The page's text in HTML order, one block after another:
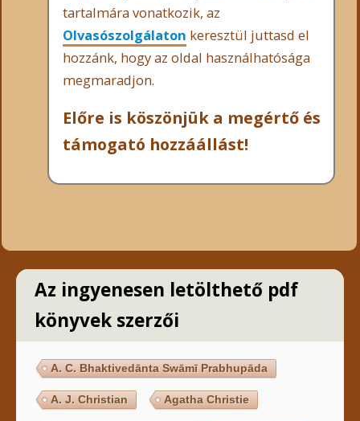
tartalmára vonatkozik, az
Olvasószolgálaton keresztül juttasd el
hozzánk, hogy az oldal használhatósága
megmaradjon.
Előre is köszönjük a megértő és
támogató hozzáállást!
Az ingyenesen letölthető pdf
könyvek szerzői
A. C. Bhaktivedānta Swāmī Prabhupāda
A. J. Christian Agatha Christie